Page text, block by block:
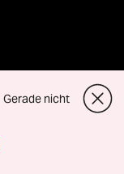
Gerade nicht